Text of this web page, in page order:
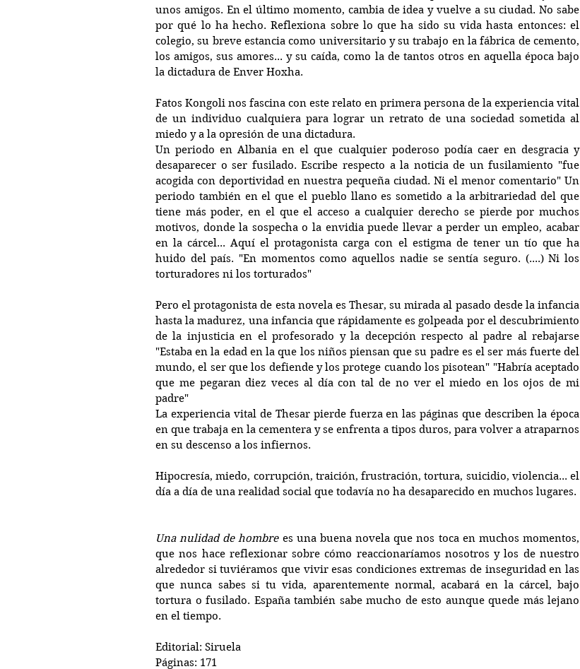
unos amigos. En el último momento, cambia de idea y vuelve a su ciudad. No sabe
por qué lo ha hecho. Reflexiona sobre lo que ha sido su vida hasta entonces: el
colegio, su breve estancia como universitario y su trabajo en la fábrica de cemento,
los amigos, sus amores... y su caída, como la de tantos otros en aquella época bajo
la dictadura de Enver Hoxha.
Fatos Kongoli nos fascina con este relato en primera persona de la experiencia vital
de un individuo cualquiera para lograr un retrato de una sociedad sometida al
miedo y a la opresión de una dictadura.
Un periodo en Albania en el que cualquier poderoso podía caer en desgracia y
desaparecer o ser fusilado. Escribe respecto a la noticia de un fusilamiento "fue
acogida con deportividad en nuestra pequeña ciudad. Ni el menor comentario" Un
periodo también en el que el pueblo llano es sometido a la arbitrariedad del que
tiene más poder, en el que el acceso a cualquier derecho se pierde por muchos
motivos, donde la sospecha o la envidia puede llevar a perder un empleo, acabar
en la cárcel... Aquí el protagonista carga con el estigma de tener un tío que ha
huido del país. "En momentos como aquellos nadie se sentía seguro. (....) Ni los
torturadores ni los torturados"
Pero el protagonista de esta novela es Thesar, su mirada al pasado desde la infancia
hasta la madurez, una infancia que rápidamente es golpeada por el descubrimiento
de la injusticia en el profesorado y la decepción respecto al padre al rebajarse
"Estaba en la edad en la que los niños piensan que su padre es el ser más fuerte del
mundo, el ser que los defiende y los protege cuando los pisotean" "Habría aceptado
que me pegaran diez veces al día con tal de no ver el miedo en los ojos de mi
padre"
La experiencia vital de Thesar pierde fuerza en las páginas que describen la época
en que trabaja en la cementera y se enfrenta a tipos duros, para volver a atraparnos
en su descenso a los infiernos.
Hipocresía, miedo, corrupción, traición, frustración, tortura, suicidio, violencia... el
día a día de una realidad social que todavía no ha desaparecido en muchos lugares.
Una nulidad de hombre es una buena novela que nos toca en muchos momentos,
que nos hace reflexionar sobre cómo reaccionaríamos nosotros y los de nuestro
alrededor si tuviéramos que vivir esas condiciones extremas de inseguridad en las
que nunca sabes si tu vida, aparentemente normal, acabará en la cárcel, bajo
tortura o fusilado. España también sabe mucho de esto aunque quede más lejano
en el tiempo.
Editorial: Siruela
Páginas: 171